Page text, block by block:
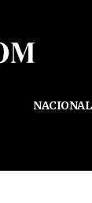
NACIONAL